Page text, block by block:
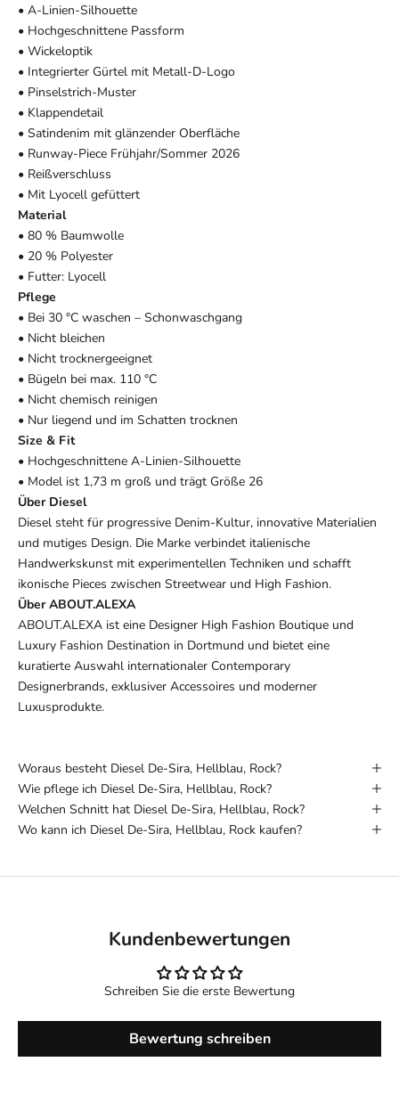
• A-Linien-Silhouette
• Hochgeschnittene Passform
• Wickeloptik
• Integrierter Gürtel mit Metall-D-Logo
• Pinselstrich-Muster
• Klappendetail
• Satindenim mit glänzender Oberfläche
• Runway-Piece Frühjahr/Sommer 2026
• Reißverschluss
• Mit Lyocell gefüttert
Material
• 80 % Baumwolle
• 20 % Polyester
• Futter: Lyocell
Pflege
• Bei 30 °C waschen – Schonwaschgang
• Nicht bleichen
• Nicht trocknergeeignet
• Bügeln bei max. 110 °C
• Nicht chemisch reinigen
• Nur liegend und im Schatten trocknen
Size & Fit
• Hochgeschnittene A-Linien-Silhouette
• Model ist 1,73 m groß und trägt Größe 26
Über Diesel
Diesel steht für progressive Denim-Kultur, innovative Materialien
und mutiges Design. Die Marke verbindet italienische
Handwerkskunst mit experimentellen Techniken und schafft
ikonische Pieces zwischen Streetwear und High Fashion.
Über ABOUT.ALEXA
ABOUT.ALEXA ist eine Designer High Fashion Boutique und
Luxury Fashion Destination in Dortmund und bietet eine
kuratierte Auswahl internationaler Contemporary
Designerbrands, exklusiver Accessoires und moderner
Luxusprodukte.
Woraus besteht Diesel De-Sira, Hellblau, Rock?
Wie pflege ich Diesel De-Sira, Hellblau, Rock?
Welchen Schnitt hat Diesel De-Sira, Hellblau, Rock?
Wo kann ich Diesel De-Sira, Hellblau, Rock kaufen?
Kundenbewertungen
Schreiben Sie die erste Bewertung
Bewertung schreiben